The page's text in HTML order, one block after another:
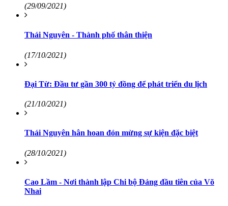
(29/09/2021)
Thái Nguyên - Thành phố thân thiện
(17/10/2021)
Đại Từ: Đầu tư gần 300 tỷ đồng để phát triển du lịch
(21/10/2021)
Thái Nguyên hân hoan đón mừng sự kiện đặc biệt
(28/10/2021)
Cao Lầm - Nơi thành lập Chi bộ Đảng đầu tiên của Võ
Nhai